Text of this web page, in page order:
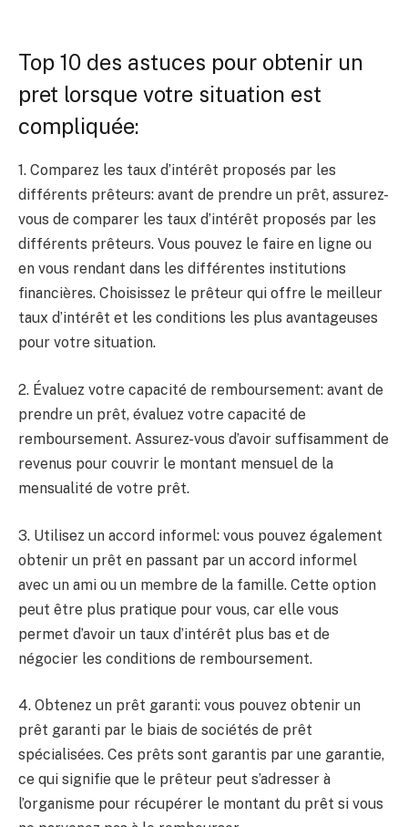
Top 10 des astuces pour obtenir un
pret lorsque votre situation est
compliquée:
1. Comparez les taux d’intérêt proposés par les
différents prêteurs: avant de prendre un prêt, assurez-
vous de comparer les taux d’intérêt proposés par les
différents prêteurs. Vous pouvez le faire en ligne ou
en vous rendant dans les différentes institutions
financières. Choisissez le prêteur qui offre le meilleur
taux d’intérêt et les conditions les plus avantageuses
pour votre situation.
2. Évaluez votre capacité de remboursement: avant de
prendre un prêt, évaluez votre capacité de
remboursement. Assurez-vous d’avoir suffisamment de
revenus pour couvrir le montant mensuel de la
mensualité de votre prêt.
3. Utilisez un accord informel: vous pouvez également
obtenir un prêt en passant par un accord informel
avec un ami ou un membre de la famille. Cette option
peut être plus pratique pour vous, car elle vous
permet d’avoir un taux d’intérêt plus bas et de
négocier les conditions de remboursement.
4. Obtenez un prêt garanti: vous pouvez obtenir un
prêt garanti par le biais de sociétés de prêt
spécialisées. Ces prêts sont garantis par une garantie,
ce qui signifie que le prêteur peut s’adresser à
l’organisme pour récupérer le montant du prêt si vous